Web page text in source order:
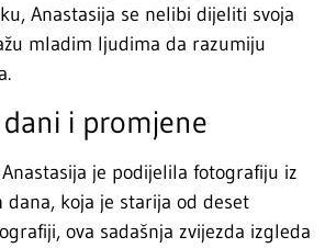
Anastasija se nelibi dijeliti svoja
mladim ljudima da razumiju
i promjene
je podijelila fotografiju iz
dana, koja je starija od deset
ova sadašnja zvijezda izgleda